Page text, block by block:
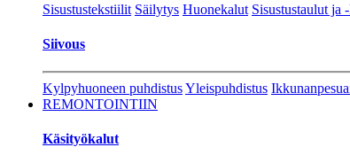
Sisustustekstiilit Säilytys Huonekalut Sisustustaulut ja
Siivous
Kylpyhuoneen puhdistusYleispuhdistus
REMONTOINTIIN
Käsityökalut